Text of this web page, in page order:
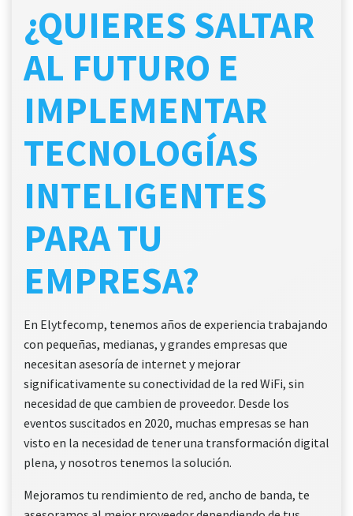
¿QUIERES SALTAR
AL FUTURO E
IMPLEMENTAR
TECNOLOGÍAS
INTELIGENTES
PARA TU
EMPRESA?
En Elytfecomp, tenemos años de experiencia trabajando
con pequeñas, medianas, y grandes empresas que
necesitan asesoría de internet y mejorar
significativamente su conectividad de la red WiFi, sin
necesidad de que cambien de proveedor. Desde los
eventos suscitados en 2020, muchas empresas se han
visto en la necesidad de tener una transformación digital
plena, y nosotros tenemos la solución.
Mejoramos tu rendimiento de red, ancho de banda, te